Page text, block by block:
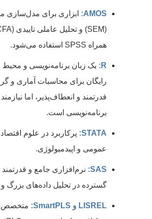
AMOS:
ابزاری برای مدل‌سازی
همراه SPSS استفاده می‌شود.
R:
یک زبان برنامه‌نویسی و محیط
رایگان برای محاسبات آماری و
قدرتمند و انعطاف‌پذیر، اما
برنامه‌نویسی است.
STATA: پرکاربرد در علوم
عمومی و اپیدمیولوژی.
SAS: نرم‌افزاری جامع و قدرتمند
گسترده در تحلیل داده‌های بزرگ و
LISREL و SmartPLS:
متخصص